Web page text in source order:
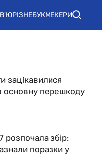
РІЗНЕБУКМЕКЕРИ
зацікавилися
основну перешкоду
розпочала збір:
поразки у